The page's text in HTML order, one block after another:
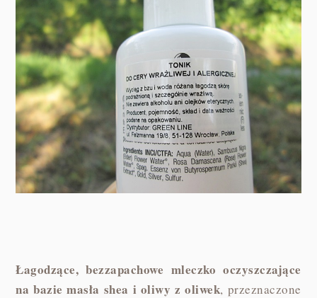
Łagodzące, bezzapachowe mleczko oczyszczające
na bazie masła shea i oliwy z oliwek, przeznaczone